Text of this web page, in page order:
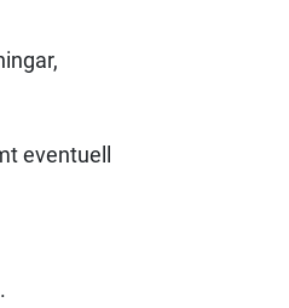
eventuell